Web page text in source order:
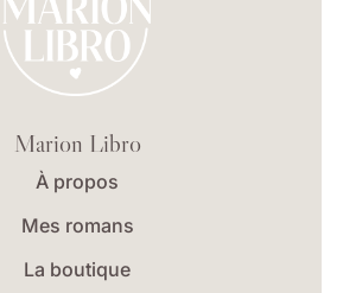
Marion Libro
À propos
Mes romans
La boutique